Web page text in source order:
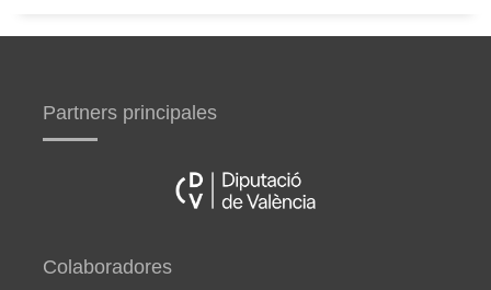
Partners principales
Colaboradores